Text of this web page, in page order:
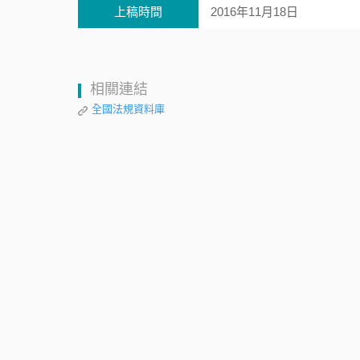
上稿時間 2016年11月18日
相關連結
全國法規資料庫